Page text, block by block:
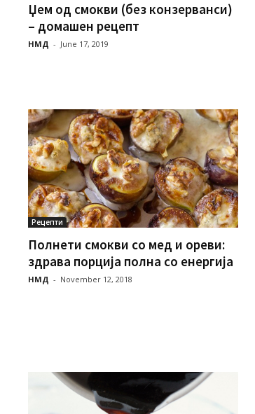
Џем од смокви (без конзерванси)
– домашен рецепт
НМД - June 17, 2019
Рецепти
Полнети смокви со мед и ореви:
здрава порција полна со енергија
НМД - November 12, 2018